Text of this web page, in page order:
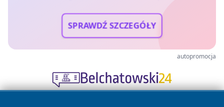
SPRAWDŹ SZCZEGÓŁY
autopromocja